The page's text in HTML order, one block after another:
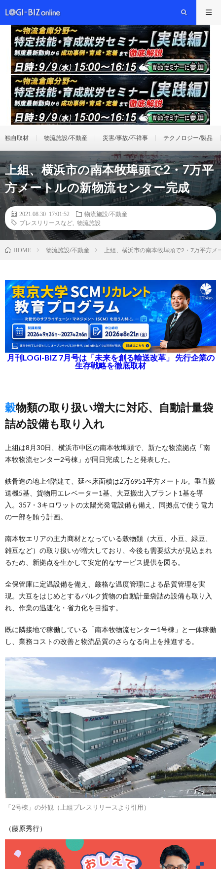
独自取材 物流施設/不動産 災害/事故/不祥事 テクノロジー/製品
上組、横浜市の南本牧埠頭で2・7万平
方メートルの新物流センター完成
2021.08.30 17:01:52
物流施設/不動産
プレスリリースなど
物流施設
HOME 物流施設/不動産 上組、横浜市の南本牧埠頭で2・7万平方メ
月刊LOGI-BIZ 7月号は「未来を創る輸送改革」 先行企業の
生存戦略を徹底取材
穀物類の取り扱い増大に対応、自動計量袋
詰め設備も取り入れ
上組は8月30日、横浜市中区の南本牧埠頭で、新たな物流拠点「南
本牧物流センター2号棟」が同日完成したと発表した。
鉄骨造の地上4階建て、延べ床面積は2万6951平方メートル。垂直搬
送機5基、貨物用エレベーター1基、大豆搬出入プラント1基を導
入。357・3キロワットの太陽光発電設備も備え、同拠点で使う電力
の一部を賄う計画。
南本牧エリアの主力商材となっている穀物類（大豆、小豆、緑豆、
雑豆など）の取り扱いが増大しており、今後も需要拡大が見込まれ
るため、新拠点を生かして安定的なサービス提供を図る。
全保管庫に定温設備を備え、厳格な温度管理による品質管理を実
現。大豆をはじめとするバルク貨物の自動計量袋詰め設備も取り入
れ、作業の迅速化・省力化を目指す。
既に隣接地で稼働している「南本牧物流センター1号棟」と一体稼働
し、業務コストの改善と物流品質のさらなる向上を推進する。
「2号棟」の外観（上組プレスリリースより引用）
（藤原秀行）